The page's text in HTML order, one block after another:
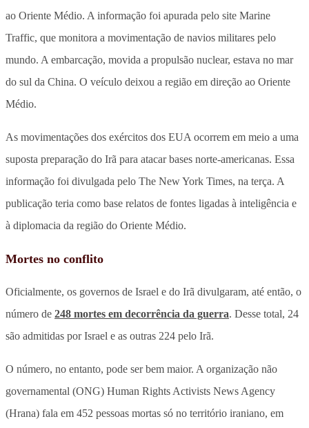
ao Oriente Médio. A informação foi apurada pelo site Marine
Traffic, que monitora a movimentação de navios militares pelo
mundo. A embarcação, movida a propulsão nuclear, estava no mar
do sul da China. O veículo deixou a região em direção ao Oriente
Médio.
As movimentações dos exércitos dos EUA ocorrem em meio a uma
suposta preparação do Irã para atacar bases norte-americanas. Essa
informação foi divulgada pelo The New York Times, na terça. A
publicação teria como base relatos de fontes ligadas à inteligência e
à diplomacia da região do Oriente Médio.
Mortes no conflito
Oficialmente, os governos de Israel e do Irã divulgaram, até então, o
número de 248 mortes em decorrência da guerra. Desse total, 24
são admitidas por Israel e as outras 224 pelo Irã.
O número, no entanto, pode ser bem maior. A organização não
governamental (ONG) Human Rights Activists News Agency
(Hrana) fala em 452 pessoas mortas só no território iraniano, em